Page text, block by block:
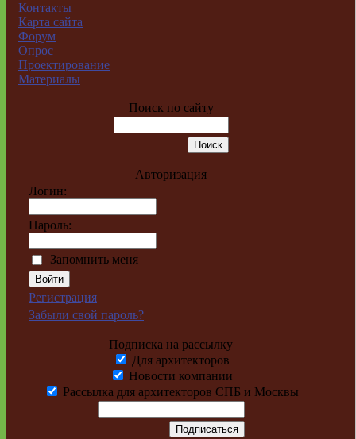
Контакты
Карта сайта
Форум
Опрос
Проектирование
Материалы
Поиск по сайту
Авторизация
Логин:
Пароль:
Запомнить меня
Регистрация
Забыли свой пароль?
Подписка на рассылку
Для архитекторов
Новости компании
Рассылка для архитекторов СПБ и Москвы